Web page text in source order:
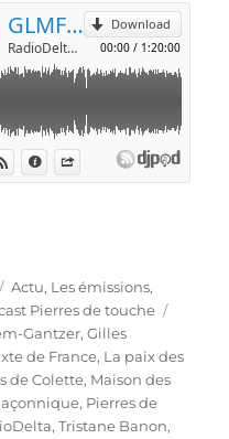
Catégories
Actu, Les émissions,
Pierres de touche
Gantzer,Gilles
de France, La paix des
de Colette, Maison des
, Pierres de
,Tristane Banon,